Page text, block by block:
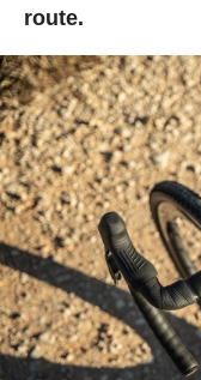
route.